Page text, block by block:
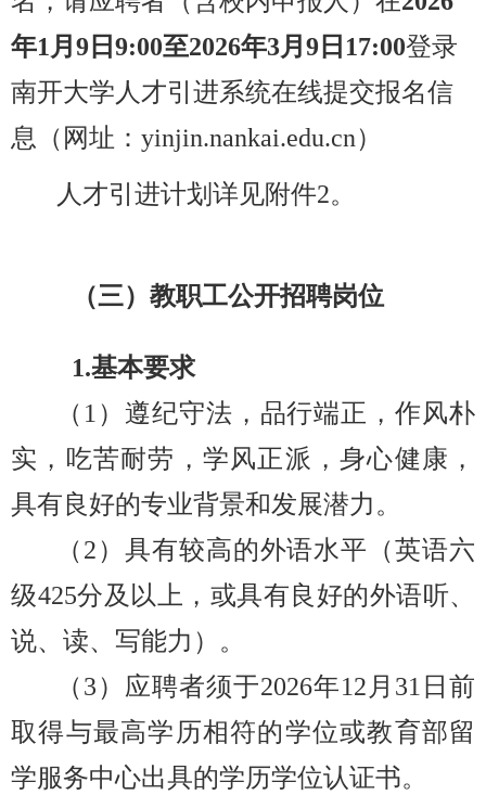
年1 月 9 日 9:00至2026年3月 9 日 17:00登录
南开大学人才引进系统在线提交报名信
息（网址：yinjin.nankai.edu.cn）
人才引进计划详见附件2。
（三） 教职工公开招聘岗位
1.基本要求
（1）遵纪守法，品行端正，作风朴
实，吃苦耐劳，学风正派，身心健康，
具有良好的专业背景和发展潜力。
（2）具有较高的外语水平（英语六
级425分及以上，或具有良好的外语听、
说、读、写能力）。
（3）应聘者须于2026年12月31日前
取得与最高学历相符的学位或教育部留
学服务中心出具的学历学位认证书。